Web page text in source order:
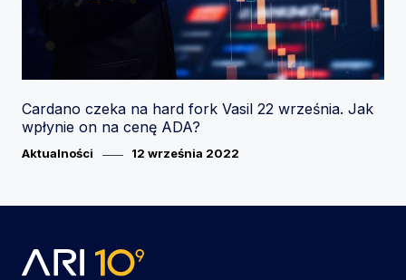
Cardano czeka na hard fork Vasil 22 września. Jak
wpłynie on na cenę ADA?
Category
Aktualności
Posted
12 września 2022